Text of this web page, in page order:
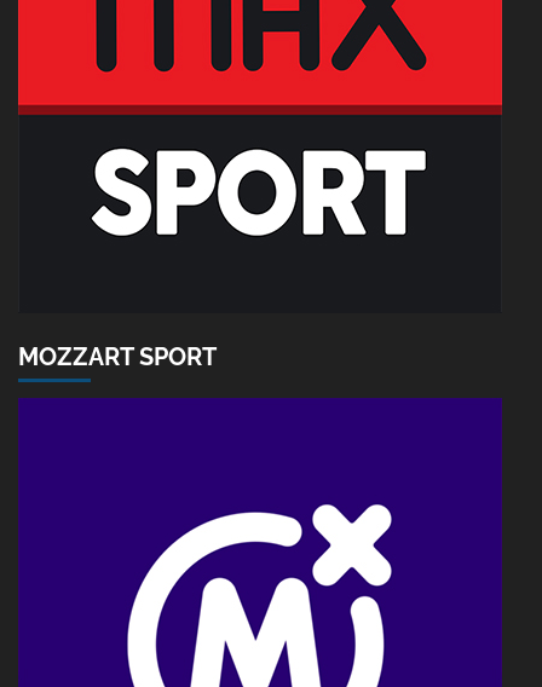
MOZZART SPORT